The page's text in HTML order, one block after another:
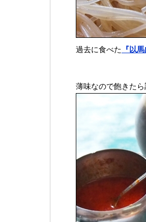
過去に食べた 『以
薄味なので飽きたら